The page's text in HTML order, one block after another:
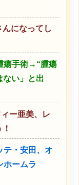
になってし
瘍手術→“腫瘍
い」と出
ー亜美、レ
テ・安田、オ
ホームラ